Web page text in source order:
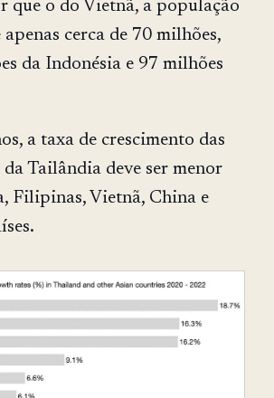
que o do Vietnã, a população
cerca de 70 milhões,
da Indonésia e 97 milhões
a taxa de crescimento das
Tailândia deve ser menor
Filipinas, Vietnã, China e